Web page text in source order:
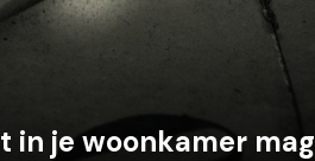
in je woonkamer mag